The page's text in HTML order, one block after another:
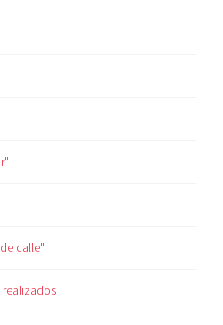
calle"
realizados